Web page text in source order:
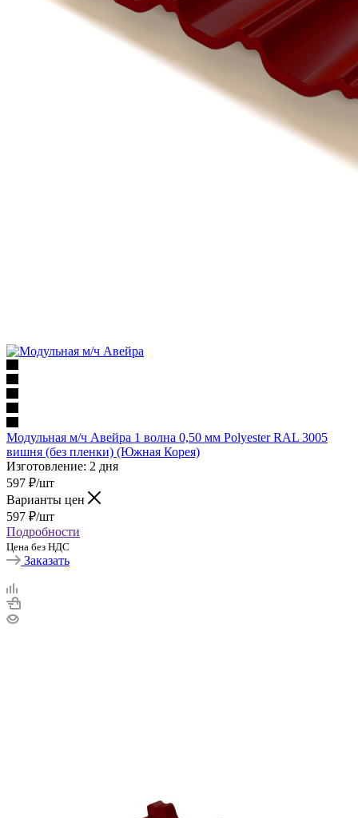
Модульная м/ч Авейра 1 волна 0,50 мм Polyester RAL 3005
вишня (без пленки) (Южная Корея)
Изготовление: 2 дня
597 ₽/шт
Варианты цен
597 ₽/шт
Подробности
Цена без НДС
Заказать